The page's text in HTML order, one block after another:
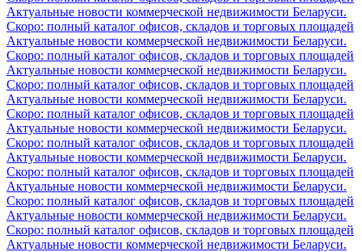
Актуальные новости коммерческой недвижимости Беларуси.
Скоро: полный каталог офисов, складов и торговых площадей
Актуальные новости коммерческой недвижимости Беларуси.
Скоро: полный каталог офисов, складов и торговых площадей
Актуальные новости коммерческой недвижимости Беларуси.
Скоро: полный каталог офисов, складов и торговых площадей
Актуальные новости коммерческой недвижимости Беларуси.
Скоро: полный каталог офисов, складов и торговых площадей
Актуальные новости коммерческой недвижимости Беларуси.
Скоро: полный каталог офисов, складов и торговых площадей
Актуальные новости коммерческой недвижимости Беларуси.
Скоро: полный каталог офисов, складов и торговых площадей
Актуальные новости коммерческой недвижимости Беларуси.
Скоро: полный каталог офисов, складов и торговых площадей
Актуальные новости коммерческой недвижимости Беларуси.
Скоро: полный каталог офисов, складов и торговых площадей
Актуальные новости коммерческой недвижимости Беларуси.